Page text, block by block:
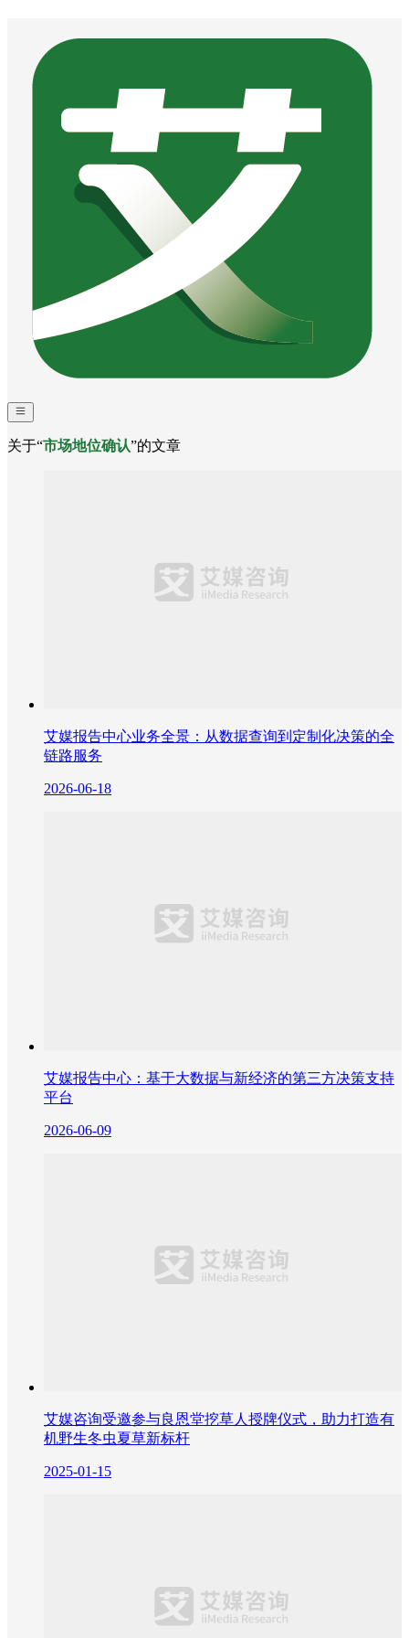
关于“市场地位确认”的文章
艾媒报告中心业务全景：从数据查询到定制化决策的全
链路服务
2026-06-18
艾媒报告中心：基于大数据与新经济的第三方决策支持
平台
2026-06-09
艾媒咨询受邀参与良恩堂挖草人授牌仪式，助力打造有
机野生冬虫夏草新标杆
2025-01-15